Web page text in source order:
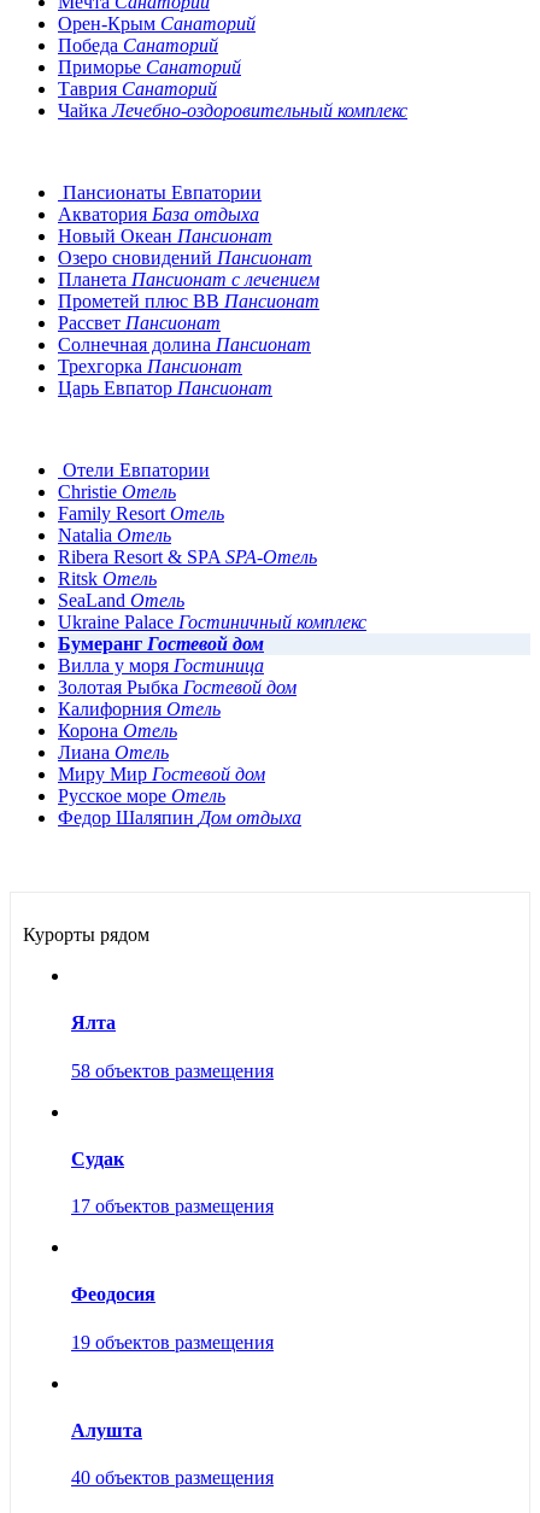
Орен-Крым Санаторий
Победа Санаторий
Приморье Санаторий
Таврия Санаторий
ЧайкаЛечебно-оздоровительный комплекс
Пансионаты Евпатории
Акватория База отдыха
Новый Океан Пансионат
Озеро сновидений Пансионат
Планета Пансионат с лечением
Прометей плюс ВВ Пансионат
Рассвет Пансионат
Солнечная долина Пансионат
Трехгорка Пансионат
Царь Евпатор Пансионат
Отели Евпатории
Christie Отель
Family Resort Отель
Natalia Отель
Ribera Resort & SPA SPA-Отель
Ritsk Отель
SeaLand Отель
Ukraine Palace Гостиничный комплекс
Бумеранг Гостевой дом
Вилла у моря Гостиница
Золотая Рыбка Гостевой дом
Калифорния Отель
Корона Отель
Лиана Отель
Миру Мир Гостевой дом
Русское море Отель
Федор Шаляпин Дом отдыха
Курорты рядом
Ялта
58 объектов размещения
Судак
17 объектов размещения
Феодосия
19 объектов размещения
Алушта
40 объектов размещения